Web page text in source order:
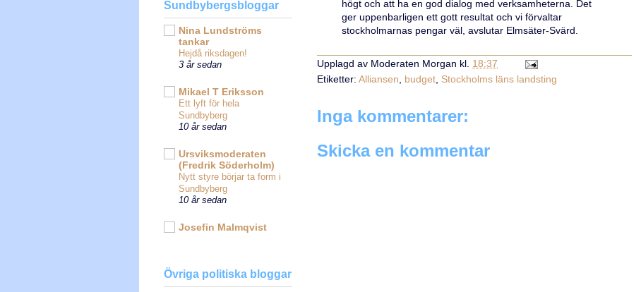
högt och att ha en god dialog med verksamheterna. Det
ger uppenbarligen ett gott resultat och vi förvaltar
stockholmarnas pengar väl, avslutar Elmsäter-Svärd.
Upplagd av Moderaten Morgan kl. 18:37
Etiketter: Alliansen budget Stockholms läns landsting
Inga kommentarer:
Skicka en kommentar
Sundbybergsbloggar
Nina Lundströms
tankar
Hejdå riksdagen!
3 år sedan
Mikael T Eriksson
Ett lyft för hela
Sundbyberg
10 år sedan
Ursviksmoderaten
(Fredrik Söderholm)
Nytt styre börjar ta form i
Sundbyberg
10 år sedan
Josefin Malmqvist
Övriga politiska bloggar